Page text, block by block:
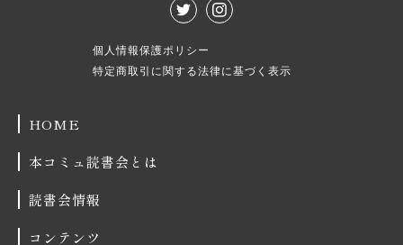
個人情報保護ポリシー
特定商取引に関する法律に基づく表示
HOME
本コミュ読書会とは
読書会情報
コンテンツ